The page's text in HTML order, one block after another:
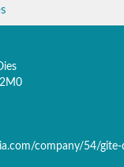
company/54/gite-